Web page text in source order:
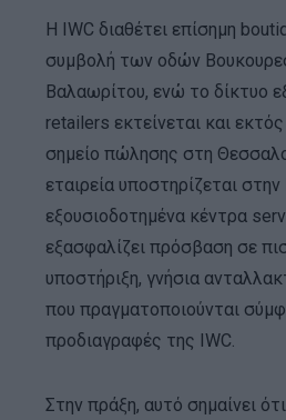
Η IWC διαθέτει επίσημη
συμβολή των οδών
Βαλαωρίτου, ενώ το δίκτυο
retailers εκτείνεται και
σημείο πώλησης στη
εταιρεία υποστηρίζεται
εξουσιοδοτημένα κέντρα
εξασφαλίζει πρόσβαση σε
υποστήριξη, γνήσια
που πραγματοποιούνται
προδιαγραφές της IWC.
Στην πράξη, αυτό σημαίνει